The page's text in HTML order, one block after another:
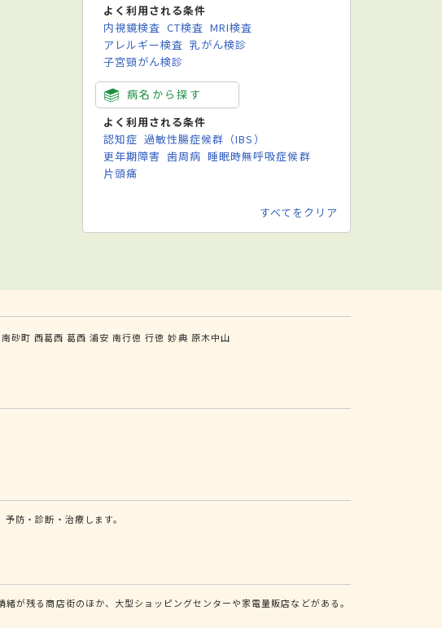
よく利用される条件
内視鏡検査 CT検査 MRI検査
アレルギー検査 乳がん検診
子宮頸がん検診
病名から探す
よく利用される条件
認知症 過敏性腸症候群（IBS）
更年期障害 歯周病 睡眠時無呼吸症候群
片頭痛
すべてをクリア
南砂町 西葛西 葛西 浦安 南行徳 行徳 妙典 原木中山
防・診断・治療します。
が残る商店街のほか、大型ショッピングセンターや家電量販店などがある。